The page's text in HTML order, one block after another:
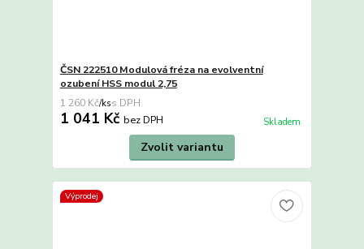
ČSN 222510 Modulová fréza na evolventní
ozubení HSS modul 2,75
1 260 Kč/ks
1 041 Kč bez DPH Skladem
Zvolit variantu
Výprodej